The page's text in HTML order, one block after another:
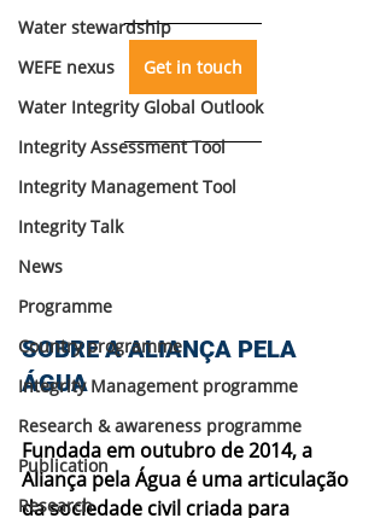
Water stewardship
WEFE nexus
Water Integrity Global Outlook
Integrity Assessment Tool
Integrity Management Tool
Integrity Talk
News
Programme
Country programme
Integrity Management programme
Research & awareness programme
Publication
Research
Get in touch
SOBRE A ALIANÇA PELA
ÁGUA
Fundada em outubro de 2014, a
Aliança pela Água é uma articulação
da sociedade civil criada para